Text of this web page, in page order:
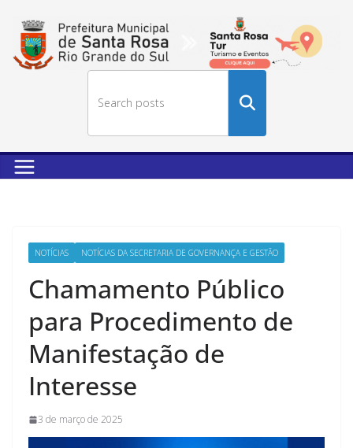
no
NOTÍCIAS NOTÍCIAS DA SECRETARIA DE GOVERNANÇA E GESTÃO
Chamamento Público
para Procedimento de
Manifestação de
Interesse
3 de março de 2025